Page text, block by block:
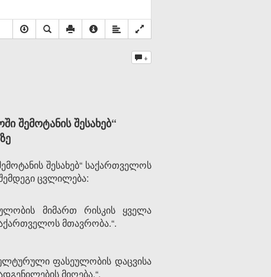
+
შესახებ“
შესახებ“ საქართველოს
ცვლილება:
მიმართ რისკის ყველა
მთავრობა.“.
ფასეულობის დაცვისა
მიღება.“.